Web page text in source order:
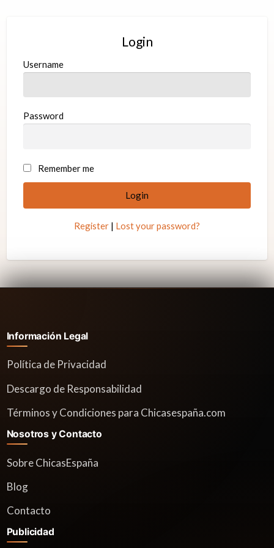
Login
Username
Password
A
l
a
t
:
Remember me
Register | Lost your password?
Información Legal
Política de Privacidad
Descargo de Responsabilidad
Términos y Condiciones para Chicasespaña.com
Nosotros y Contacto
Sobre ChicasEspaña
Blog
Contacto
Publicidad